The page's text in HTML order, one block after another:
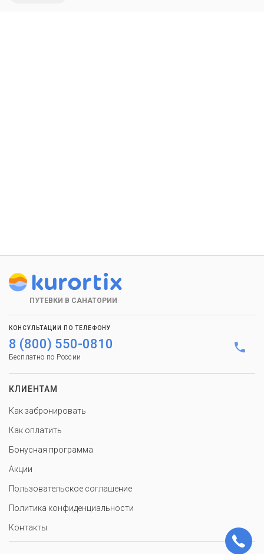
ПУТЕВКИ В САНАТОРИИ
КОНСУЛЬТАЦИИ ПО ТЕЛЕФОНУ
8 (800) 550-0810
Бесплатно по России
КЛИЕНТАМ
Как забронировать
Как оплатить
Бонусная программа
Акции
Пользовательское соглашение
Политика конфиденциальности
Контакты